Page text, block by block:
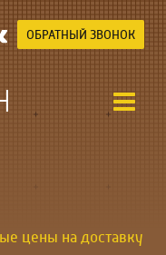
ОБРАТНЫЙ ЗВОНОК
цены на доставку